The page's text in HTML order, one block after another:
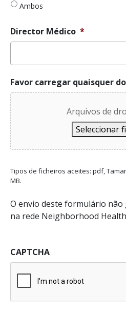
Ambos
Director Médico *
Favor carregar quaisquer
Arquivos de
Seleccionar
Tipos de ficheiros aceites: pdf,
MB.
O envio deste formulário
na rede Neighborhood
CAPTCHA